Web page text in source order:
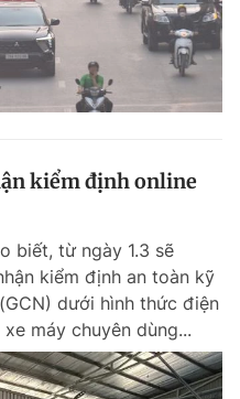
kiểm định online
biết, từ ngày 1.3 sẽ
kiểm định an toàn kỹ
dưới hình thức điện
máy chuyên dùng...